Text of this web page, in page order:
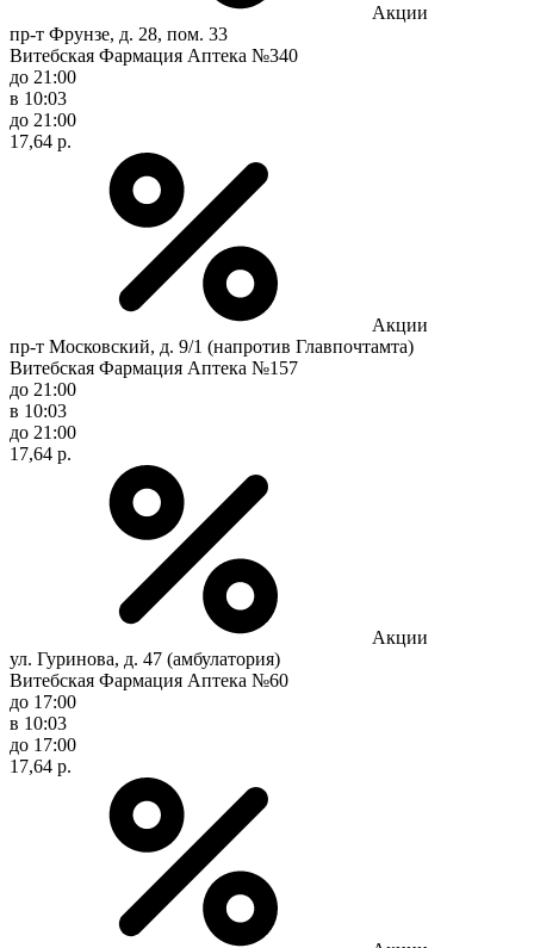
Акции
пр-т Фрунзе, д. 28, пом. 33
Витебская Фармация Аптека №340
до 21:00
в 10:03
до 21:00
17,64 р.
Акции
пр-т Московский, д. 9/1 (напротив Главпочтамта)
Витебская Фармация Аптека №157
до 21:00
в 10:03
до 21:00
17,64 р.
Акции
ул. Гуринова, д. 47 (амбулатория)
Витебская Фармация Аптека №60
до 17:00
в 10:03
до 17:00
17,64 р.